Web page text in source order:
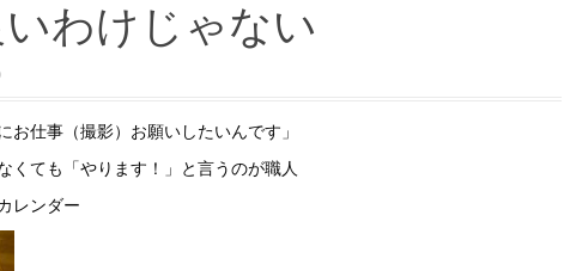
わけじゃない
仕事（撮影）お願いしたいんです」
くても「やります！」と言うのが職人
レンダー